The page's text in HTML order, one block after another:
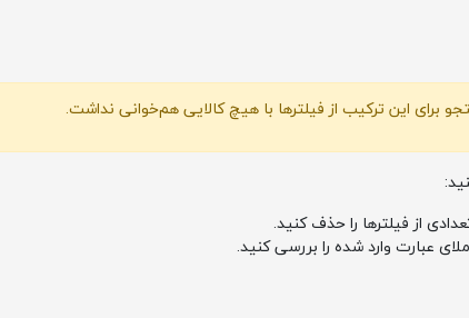
برای این ترکیب از فیلترها با هیچ کالایی هم‌خوانی نداشت.
از فیلترها را حذف کنید.
عبارت وارد شده را بررسی کنید.